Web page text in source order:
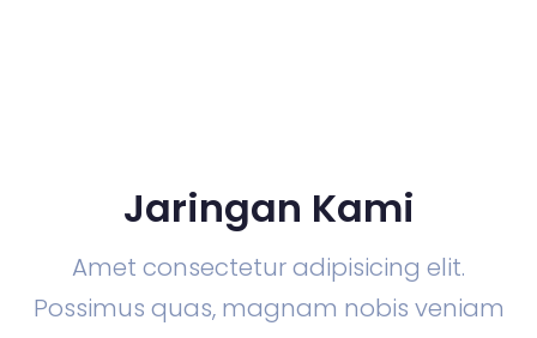
Jaringan Kami
Amet consectetur adipisicing elit.
Possimus quas, magnam nobis veniam